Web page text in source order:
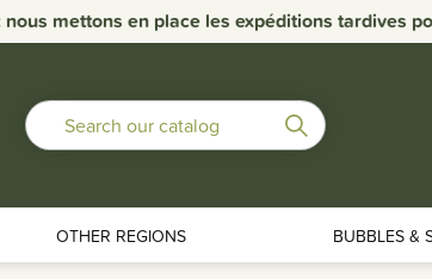
mettons en place les expéditions tardives
OTHER REGIONS BUBBLES &